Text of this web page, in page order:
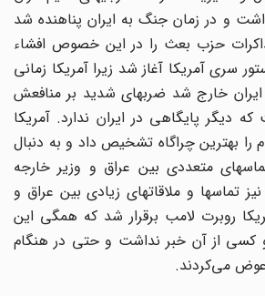
و در زمان جنگ به ایران پناهنده شد
حزب بعث را در این خصوص افشاء
سری آمریکا آغاز شد زیرا آمریکا زمانی
خارج شد ضربهای شدید بر منافعش
دیگر پایگاهی در ایران ندارد. آمریکا
بهترین چراگاه تشخیص داد و به دنبال
متعددی بین عراق و وزیر خارجه
تماسها و ملاقاتهای زیادی بین عراق و
روبرت لامب برقرار شد که همگی این
و کسی از آن خبر نداشت و حتی در هنگام
می‌کردند.